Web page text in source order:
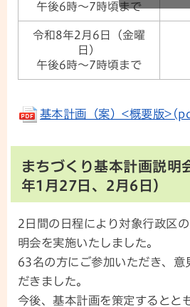
午後6時～7時頃まで
令和8年2月6日（金曜
日）
午後6時～7時頃まで
基本計画（案）<概要版
まちづくり基本計画説明
年1月27日、2月6日）
2日間の日程により対象行政区
明会を実施いたしました。
63名の方にご参加いただき、意
だきました。
今後、基本計画を策定するとと